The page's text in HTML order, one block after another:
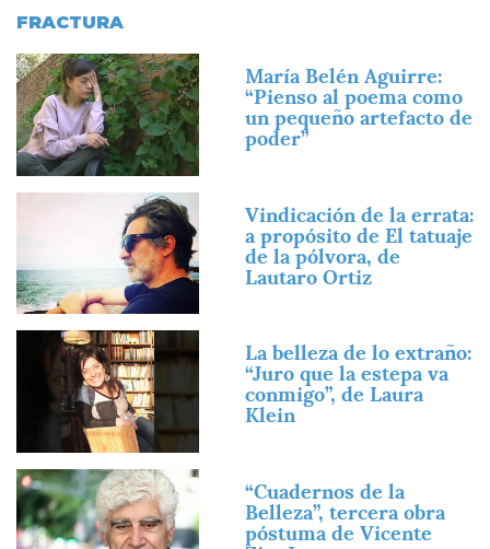
FRACTURA
Imagen
María Belén Aguirre:
“Pienso al poema como
un pequeño artefacto de
poder”
Vindicación de la errata:
a propósito de El tatuaje
de la pólvora, de
Lautaro Ortiz
Imagen
La belleza de lo extraño:
“Juro que la estepa va
conmigo”, de Laura
Klein
Imagen
“Cuadernos de la
Belleza”, tercera obra
póstuma de Vicente